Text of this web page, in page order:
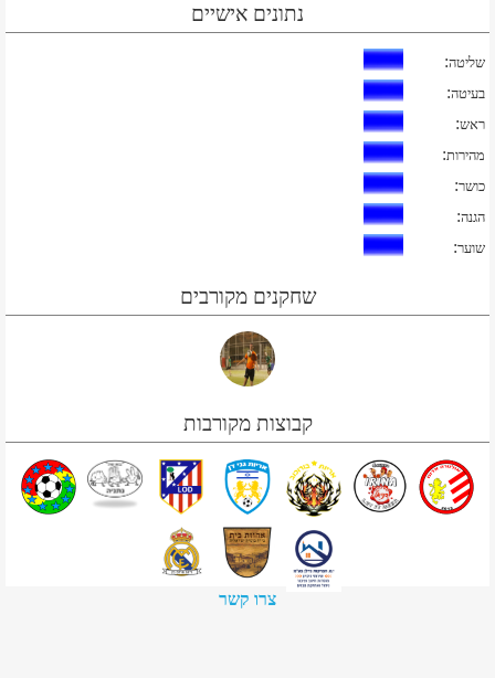
נתונים אישיים
שליטה:
בעיטה:
ראש:
מהירות:
כושר:
הגנה:
שוער:
שחקנים מקורבים
קבוצות מקורבות
צרו קשר